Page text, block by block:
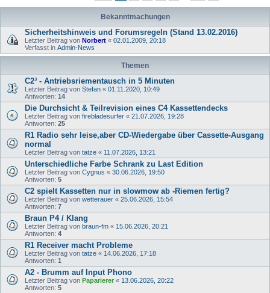
Bekanntmachungen
Sicherheitshinweis und Forumsregeln (Stand 13.02.2016)
Letzter Beitrag von Norbert « 02.01.2009, 20:18
Verfasst in Admin-News
Themen
C2³ - Antriebsriementausch in 5 Minuten
Letzter Beitrag von Stefan « 01.11.2020, 10:49
Antworten: 14
Die Durchsicht & Teilrevision eines C4 Kassettendecks
Letzter Beitrag von firebladesurfer « 21.07.2026, 19:28
Antworten: 25
R1 Radio sehr leise,aber CD-Wiedergabe über Cassette-Ausgang
normal
Letzter Beitrag von tatze « 11.07.2026, 13:21
Unterschiedliche Farbe Schrank zu Last Edition
Letzter Beitrag von Cygnus « 30.06.2026, 19:50
Antworten: 5
C2 spielt Kassetten nur in slowmow ab -Riemen fertig?
Letzter Beitrag von wetterauer « 25.06.2026, 15:54
Antworten: 7
Braun P4 / Klang
Letzter Beitrag von braun-fm « 15.06.2026, 20:21
Antworten: 4
R1 Receiver macht Probleme
Letzter Beitrag von tatze « 14.06.2026, 17:18
Antworten: 1
A2 - Brumm auf Input Phono
Letzter Beitrag von Paparierer « 13.06.2026, 20:22
Antworten: 5